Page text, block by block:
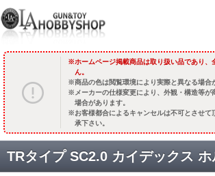
ホームページ掲載商品は取り扱い品であり、
ん。
商品の色は閲覧環境により実際と異なる場合
メーカーの仕様変更により、外観・構造等が
場合があります。
お客様都合によるキャンセルは不可とさせて
承下さい。